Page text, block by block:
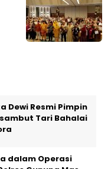
Dewi Resmi Pimpin
Tari Bahalai
dalam Operasi